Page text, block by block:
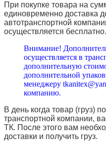
При покупке товара на
единовременно доставка
автотранспортной
осуществляется бесплатно.
Внимание!
осуществляется в
дополнительную
дополнительной
менеджеру
компанию.
В день когда товар (груз)
транспортной компании,
ТК. После этого вам
доставки и получить груз.